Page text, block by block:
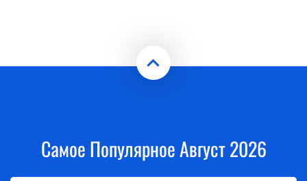
Самое Популярное Август 2026